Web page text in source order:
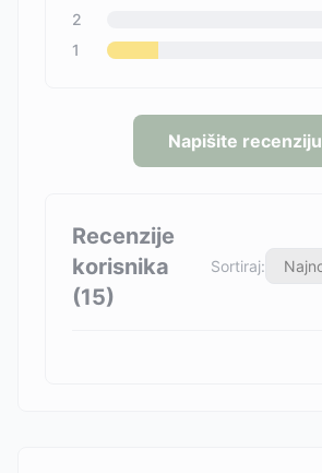
2
1
Napišite recenziju
Recenzije
korisnika
(15)
Sortiraj: